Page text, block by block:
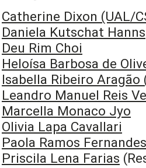
Catherine Dixon (UAL/
Daniela Kutschat Hanns
Deu Rim Choi
Heloísa Barbosa de
Isabella Ribeiro Aragão
Leandro Manuel Reis
Marcella Monaco Jyo
Olivia Lapa Cavallari
Paola Ramos Fernandes
Priscila Lena Farias